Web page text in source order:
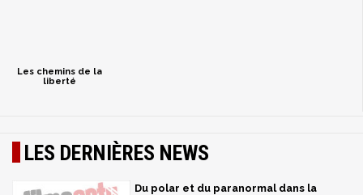
Les chemins de la
liberté
LES DERNIÈRES NEWS
Du polar et du paranormal dans la